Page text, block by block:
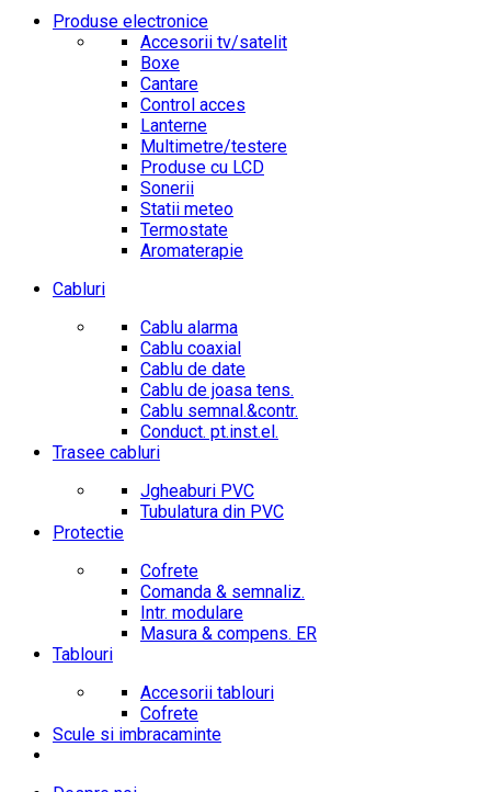
Produse electronice
Accesorii tv/satelit
Boxe
Cantare
Control acces
Lanterne
Multimetre/testere
Produse cu LCD
Sonerii
Statii meteo
Termostate
Aromaterapie
Cabluri
Cablu alarma
Cablu coaxial
Cablu de date
Cablu de joasa tens.
Cablu semnal.&contr.
Conduct. pt.inst.el.
Trasee cabluri
Jgheaburi PVC
Tubulatura din PVC
Protectie
Cofrete
Comanda & semnaliz.
Intr. modulare
Masura & compens. ER
Tablouri
Accesorii tablouri
Cofrete
Scule si imbracaminte